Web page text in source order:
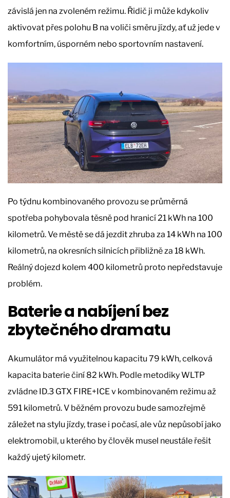
závislá jen na zvoleném režimu. Řidič ji může kdykoliv
aktivovat přes polohu B na voliči směru jízdy, ať už jede v
komfortním, úsporném nebo sportovním nastavení.
Po týdnu kombinovaného provozu se průměrná
spotřeba pohybovala těsně pod hranicí 21 kWh na 100
kilometrů. Ve městě se dá jezdit zhruba za 14 kWh na 100
kilometrů, na okresních silnicích přibližně za 18 kWh.
Reálný dojezd kolem 400 kilometrů proto nepředstavuje
problém.
Baterie a nabíjení bez
zbytečného dramatu
Akumulátor má využitelnou kapacitu 79 kWh, celková
kapacita baterie činí 82 kWh. Podle metodiky WLTP
zvládne ID.3 GTX FIRE+ICE v kombinovaném režimu až
591 kilometrů. V běžném provozu bude samozřejmě
záležet na stylu jízdy, trase i počasí, ale vůz nepůsobí jako
elektromobil, u kterého by člověk musel neustále řešit
každý ujetý kilometr.